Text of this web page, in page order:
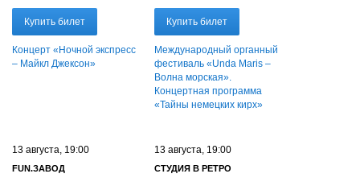
Купить билет
Концерт «Ночной экспресс
– Майкл Джексон»
Купить билет
Международный органный
фестиваль «Unda Maris –
Волна морская».
Концертная программа
«Тайны немецких кирх»
13 августа, 19:00
FUN.ЗАВОД
13 августа, 19:00
СТУДИЯ В РЕТРО